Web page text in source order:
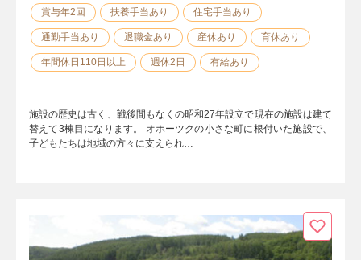
賞与年2回 扶養手当あり 住宅手当あり
通勤手当あり 退職金あり 産休あり 育休あり
年間休日110日以上 週休2日 有給あり
施設の歴史は古く、戦後間もなくの昭和27年設立で現在の施設は建て
替えて3棟目になります。 オホーツクの小さな町に根付いた施設で、
子どもたちは地域の方々に支えられ…